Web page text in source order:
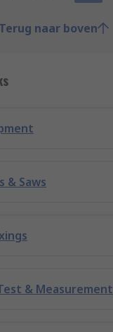
Terug naar boven
& Saws
& Measurement